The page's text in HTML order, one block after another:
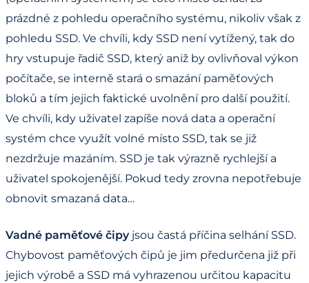
prázdné z pohledu operačního systému, nikoliv však z
pohledu SSD. Ve chvíli, kdy SSD není vytížený, tak do
hry vstupuje řadič SSD, který aniž by ovlivňoval výkon
počítače, se interně stará o smazání paměťových
bloků a tím jejich faktické uvolnění pro další použití.
Ve chvíli, kdy uživatel zapíše nová data a operační
systém chce využít volné místo SSD, tak se již
nezdržuje mazáním. SSD je tak výrazně rychlejší a
uživatel spokojenější. Pokud tedy zrovna nepotřebuje
obnovit smazaná data…
Vadné paměťové čipyjsou častá příčina selhání SSD.
Chybovost paměťových čipů je jim předurčena již při
jejich výrobě a SSD má vyhrazenou určitou kapacitu